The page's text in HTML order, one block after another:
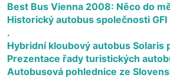
Best Bus Vienna 2008: Něco do
Historický autobus společnosti
.
Hybridní kloubový autobus
Prezentace řady turistických
Autobusová pohlednice ze